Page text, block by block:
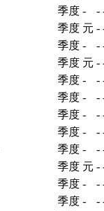
季度 - -
季度 元 -
季度 - -
季度 元 -
季度 - -
季度 - -
季度 - -
季度 - -
季度 - -
季度 元 -
季度 - -
季度 - -